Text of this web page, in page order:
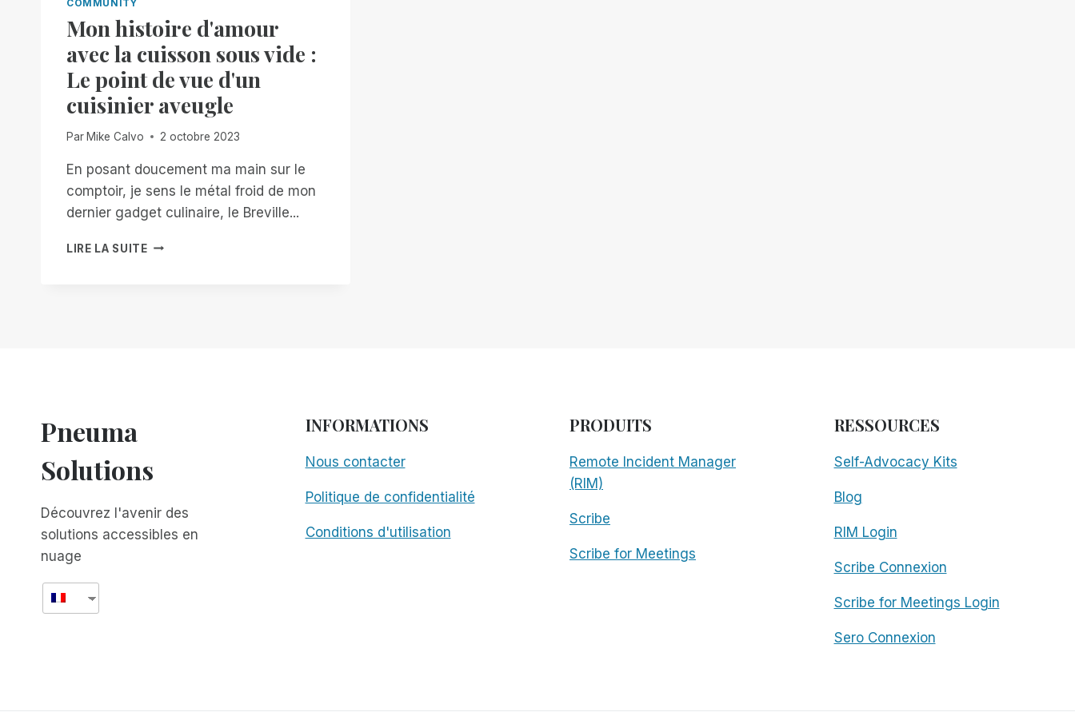
COMMUNITY
Mon histoire d'amour
avec la cuisson sous vide :
Le point de vue d'un
cuisinier aveugle
ParMike Calvo 2 octobre 2023
En posant doucement ma main sur le
comptoir, je sens le métal froid de mon
dernier gadget culinaire, le Breville...
LIRE LA SUITEMON
CUISINIER
Pneuma
Solutions
Découvrez l'avenir des
solutions accessibles en
nuage
INFORMATIONS
Nous contacter
Politique de confidentialité
Conditions d'utilisation
PRODUITS
Remote Incident Manager
(RIM)
Scribe
Scribe for Meetings
RESSOURCES
Self-Advocacy Kits
Blog
RIM Login
Scribe Connexion
Scribe for Meetings Login
Sero Connexion